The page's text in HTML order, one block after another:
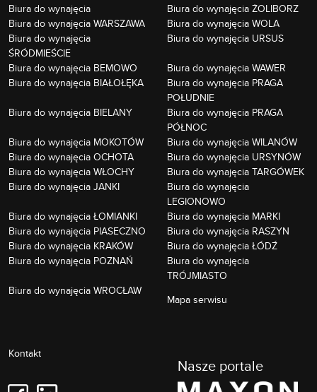
Biura do wynajęcia
Biura do wynajęcia ŻOLIBORZ
Biura do wynajęcia WARSZAWA
Biura do wynajęcia WOLA
Biura do wynajęcia
ŚRÓDMIEŚCIE
Biura do wynajęcia URSUS
Biura do wynajęcia BEMOWO
Biura do wynajęcia WAWER
Biura do wynajęcia BIAŁOŁĘKA
Biura do wynajęcia PRAGA
POŁUDNIE
Biura do wynajęcia BIELANY
Biura do wynajęcia PRAGA
PÓŁNOC
Biura do wynajęcia MOKOTÓW
Biura do wynajęcia WILANÓW
Biura do wynajęcia OCHOTA
Biura do wynajęcia URSYNÓW
Biura do wynajęcia WŁOCHY
Biura do wynajęcia TARGÓWEK
Biura do wynajęcia JANKI
Biura do wynajęcia
LEGIONOWO
Biura do wynajęcia ŁOMIANKI
Biura do wynajęcia MARKI
Biura do wynajęcia PIASECZNO
Biura do wynajęcia RASZYN
Biura do wynajęcia KRAKÓW
Biura do wynajęcia ŁÓDŹ
Biura do wynajęcia POZNAŃ
Biura do wynajęcia
TRÓJMIASTO
Biura do wynajęcia WROCŁAW
Mapa serwisu
Kontakt
Nasze portale